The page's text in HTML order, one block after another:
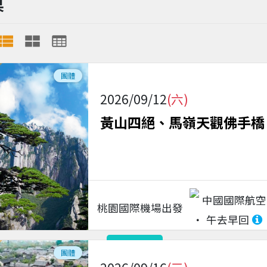
團體
2026/09/12(六)
黃山四絕、馬嶺天觀佛手
桃園國際機場出發
中國國際航空
午去早回
團體